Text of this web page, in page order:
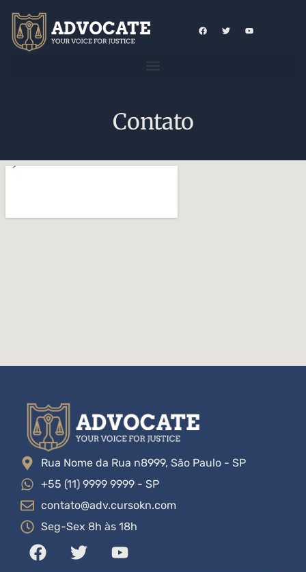
Contato
Rua Nome da Rua n8999, São Paulo - SP
+55 (11) 9999 9999 - SP
contato@adv.cursokn.com
Seg-Sex 8h às 18h